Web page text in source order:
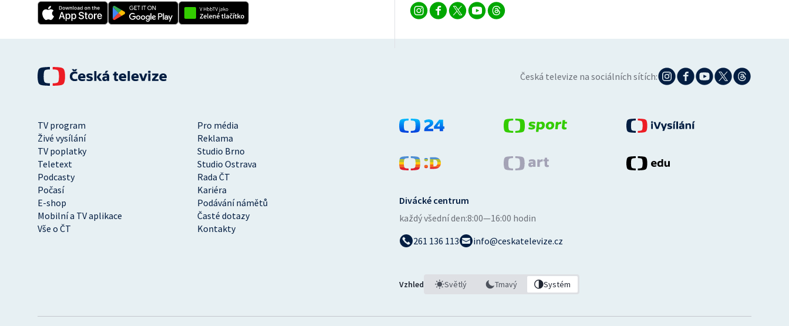
Česká televize na sociálních sítích:
TV program
Pro média
Živé vysílání
Reklama
TV poplatky
Studio Brno
Teletext
Studio Ostrava
Podcasty
Rada ČT
Počasí
Kariéra
E-shop
Podávání námětů
Mobilní a TV aplikace
Časté dotazy
Vše o ČT
Kontakty
Divácké centrum
každý všední den:8:00—16:00 hodin
261 136 113
info@ceskatelevize.cz
Vzhled Světlý Tmavý Systém